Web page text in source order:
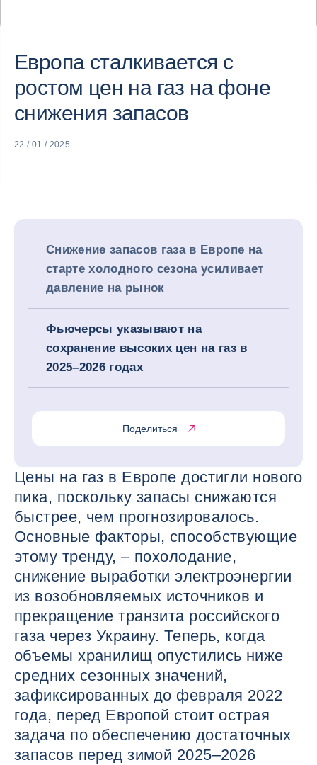
Европа сталкивается с
ростом цен на газ на фоне
снижения запасов
22 / 01 / 2025
Снижение запасов газа в Европе на
старте холодного сезона усиливает
давление на рынок
Фьючерсы указывают на
сохранение высоких цен на газ в
2025–2026 годах
Поделиться
Цены на газ в Европе достигли нового
пика, поскольку запасы снижаются
быстрее, чем прогнозировалось.
Основные факторы, способствующие
этому тренду, – похолодание,
снижение выработки электроэнергии
из возобновляемых источников и
прекращение транзита российского
газа через Украину. Теперь, когда
объемы хранилищ опустились ниже
средних сезонных значений,
зафиксированных до февраля 2022
года, перед Европой стоит острая
задача по обеспечению достаточных
запасов перед зимой 2025–2026